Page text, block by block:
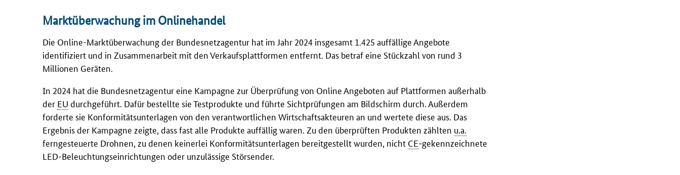
Marktüberwachung im Onlinehandel
Die Online-Marktüberwachung der Bundesnetzagentur hat im Jahr 2024 insgesamt 1.425 auffällige Angebote
identifiziert und in Zusammenarbeit mit den Verkaufsplattformen entfernt. Das betraf eine Stückzahl von rund 3
Millionen Geräten.
In 2024 hat die Bundesnetzagentur eine Kampagne zur Überprüfung von Online Angeboten auf Plattformen außerhalb
der EU durchgeführt. Dafür bestellte sie Testprodukte und führte Sichtprüfungen am Bildschirm durch. Außerdem
forderte sie Konformitätsunterlagen von den verantwortlichen Wirtschaftsakteuren an und wertete diese aus. Das
Ergebnis der Kampagne zeigte, dass fast alle Produkte auffällig waren. Zu den überprüften Produkten zählten u.a.
ferngesteuerte Drohnen, zu denen keinerlei Konformitätsunterlagen bereitgestellt wurden, nicht CE-gekennzeichnete
LED-Beleuchtungseinrichtungen oder unzulässige Störsender.